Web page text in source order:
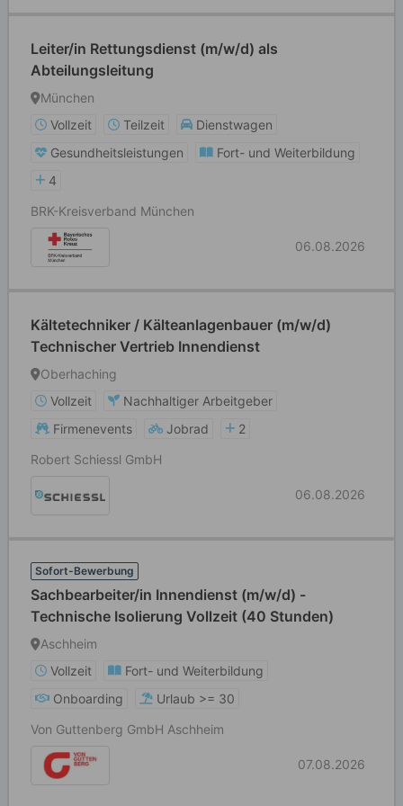
Leiter/in Rettungsdienst (m/w/d) als
Abteilungsleitung
München
Vollzeit
Teilzeit
Dienstwagen
Gesundheitsleistungen
Fort- und Weiterbildung
4
BRK-Kreisverband München
06.08.2026
Kältetechniker / Kälteanlagenbauer (m/w/d)
Technischer Vertrieb Innendienst
Oberhaching
Vollzeit
Nachhaltiger Arbeitgeber
Firmenevents
Jobrad
2
Robert Schiessl GmbH
06.08.2026
Sofort-Bewerbung
Sachbearbeiter/in Innendienst (m/w/d) -
Technische Isolierung Vollzeit (40 Stunden)
Aschheim
Vollzeit
Fort- und Weiterbildung
Onboarding
Urlaub >= 30
Von Guttenberg GmbH Aschheim
07.08.2026